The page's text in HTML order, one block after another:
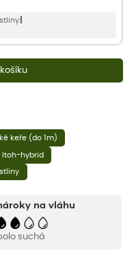
keře (do 1m)
Itoh-hybrid
na vláhu
suchá